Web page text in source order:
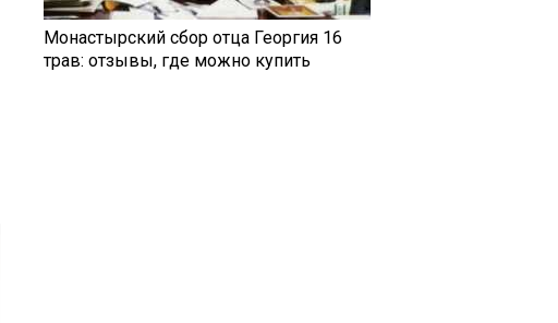
Монастырский сбор отца Георгия 16
трав: отзывы, где можно купить